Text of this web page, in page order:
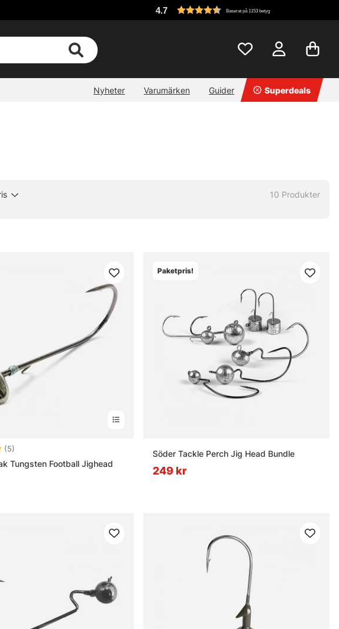
4.7 Baserat på 1153 betyg
Nyheter Varumärken Guider Superdeals
10 Produkter
(5)
Tungsten Football Jighead
Paketpris!
Söder Tackle Perch Jig Head Bundle
249 kr